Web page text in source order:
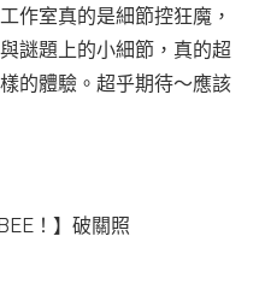
作室真的是細節控狂魔，
謎題上的小細節，真的超
的體驗。超乎期待～應該